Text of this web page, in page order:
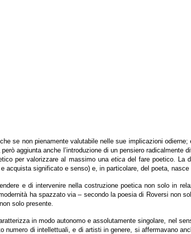
se non pienamente valutabile nelle sue implicazioni
aggiunta anche l’introduzione di un pensiero
per valorizzare al massimo una eticadel fare poetico. La
significato e senso) e, in particolare, del poeta,
e di intervenire nella costruzione poetica non solo in
ha spazzato via – secondo la poesia di Roversi non
solo presente.
in modo autonomo e assolutamente singolare, nel
di intellettuali, e di artisti in genere, si affermavano